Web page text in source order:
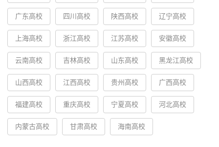
广东高校 四川高校 陕西高校 辽宁高校
上海高校 浙江高校 江苏高校 安徽高校
云南高校 吉林高校 山东高校 黑龙江高校
山西高校 江西高校 贵州高校 广西高校
福建高校 重庆高校 宁夏高校 河北高校
内蒙古高校 甘肃高校 海南高校